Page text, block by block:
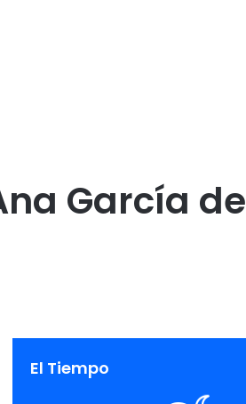
García de
El Tiempo